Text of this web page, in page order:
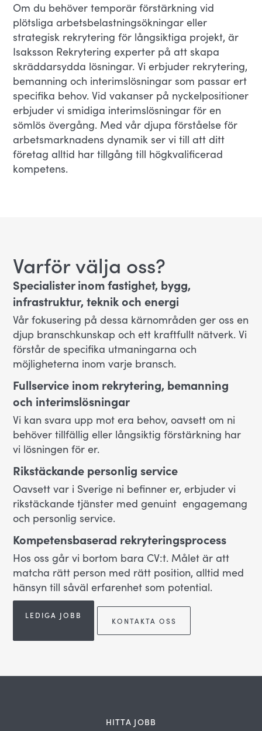
Om du behöver temporär förstärkning vid
plötsliga arbetsbelastningsökningar eller
strategisk rekrytering för långsiktiga projekt, är
Isaksson Rekrytering experter på att skapa
skräddarsydda lösningar. Vi erbjuder rekrytering,
bemanning och interimslösningar som passar ert
specifika behov. Vid vakanser på nyckelpositioner
erbjuder vi smidiga interimslösningar för en
sömlös övergång. Med vår djupa förståelse för
arbetsmarknadens dynamik ser vi till att ditt
företag alltid har tillgång till högkvalificerad
kompetens.
Varför välja oss?
Specialister inom fastighet, bygg,
infrastruktur, teknik och energi
Vår fokusering på dessa kärnområden ger oss en
djup branschkunskap och ett kraftfullt nätverk. Vi
förstår de specifika utmaningarna och
möjligheterna inom varje bransch.
Fullservice inom rekrytering, bemanning
och interimslösningar
Vi kan svara upp mot era behov, oavsett om ni
behöver tillfällig eller långsiktig förstärkning har
vi lösningen för er.
Rikstäckande personlig service
Oavsett var i Sverige ni befinner er, erbjuder vi
rikstäckande tjänster med genuint engagemang
och personlig service.
Kompetensbaserad rekryteringsprocess
Hos oss går vi bortom bara CV:t. Målet är att
matcha rätt person med rätt position, alltid med
hänsyn till såväl erfarenhet som potential.
LEDIGA JOBB
KONTAKTA OSS
HITTA JOBB